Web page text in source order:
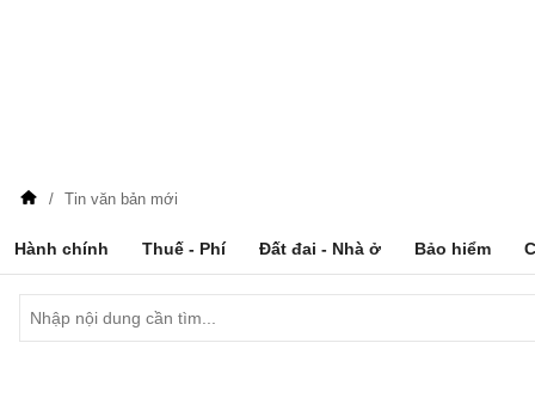
Tin văn bản mới
Hành chính Thuế - Phí Đất đai - Nhà ở Bảo hiểm